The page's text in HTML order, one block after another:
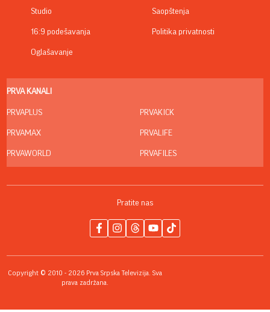
Studio
16:9 podešavanja
Oglašavanje
Saopštenja
Politika privatnosti
PRVA KANALI
PRVAPLUS
PRVAMAX
PRVAWORLD
PRVAKICK
PRVALIFE
PRVAFILES
Pratite nas
Copyright © 2010 - 2026 Prva Srpska Televizija. Sva
prava zadržana.